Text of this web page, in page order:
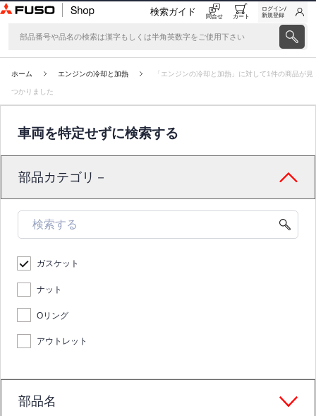
検索ガイド 問合せ カート
ログイン/
新規登録
ホーム エンジンの冷却と加熱 「エンジンの冷却と加熱」に対して1件の商品が見
つかりました
車両を特定せずに検索する
部品カテゴリ－
ガスケット
ナット
Oリング
アウトレット
部品名